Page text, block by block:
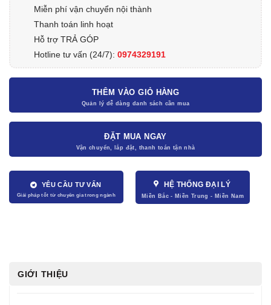
Miễn phí vận chuyển nội thành
Thanh toán linh hoạt
Hỗ trợ TRẢ GÓP
Hotline tư vấn (24/7): 0974329191
THÊM VÀO GIỎ HÀNG
ĐẶT MUA NGAY
YÊU CẦU TƯ VẤN HỆ THỐNG ĐẠI LÝ
GIỚI THIỆU